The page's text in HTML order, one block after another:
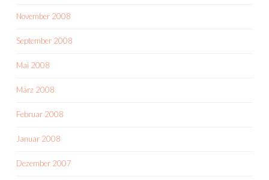
November 2008
September 2008
Mai 2008
März 2008
Februar 2008
Januar 2008
Dezember 2007